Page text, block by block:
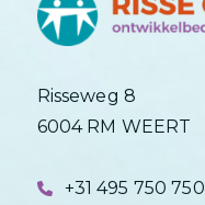
Risseweg 8
6004 RM WEERT
+31 495 750 750